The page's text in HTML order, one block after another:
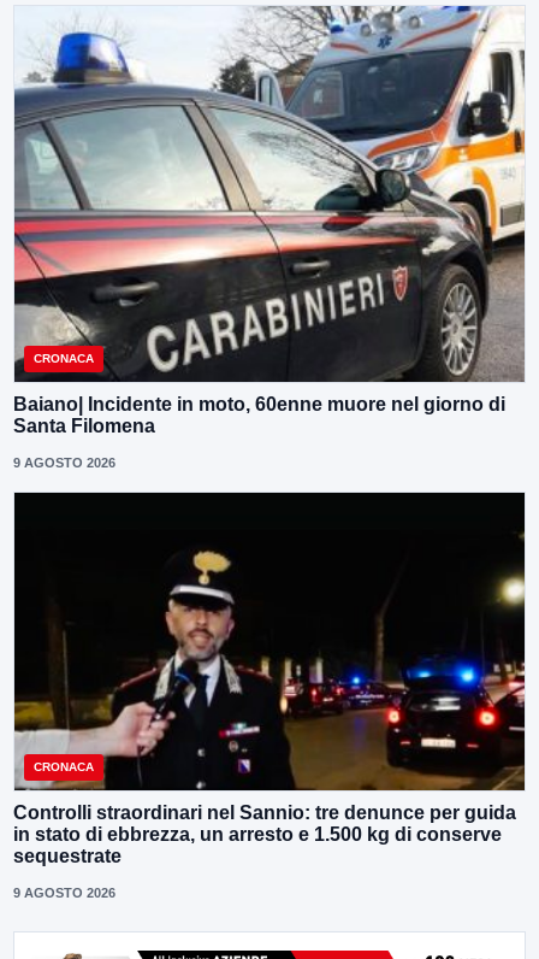
CRONACA
Baiano| Incidente in moto, 60enne muore nel giorno di
Santa Filomena
9 AGOSTO 2026
CRONACA
Controlli straordinari nel Sannio: tre denunce per guida
in stato di ebbrezza, un arresto e 1.500 kg di conserve
sequestrate
9 AGOSTO 2026